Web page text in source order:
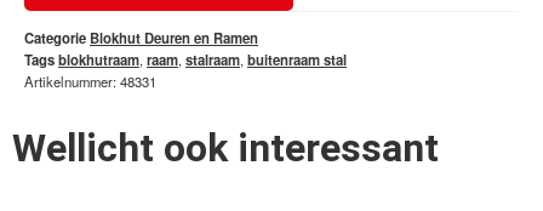
Categorie Blokhut Deuren en Ramen
Tagsblokhutraam, raam, stalraam, buitenraam stal
Artikelnummer: 48331
Wellicht ook interessant